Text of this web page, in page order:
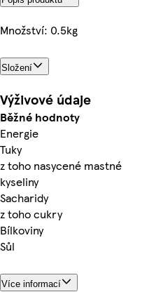
Množství: 0.5kg
Složení
Výživové údaje
Běžné hodnoty
Energie
Tuky
z toho nasycené mastné
kyseliny
Sacharidy
z toho cukry
Bílkoviny
Sůl
Více informací